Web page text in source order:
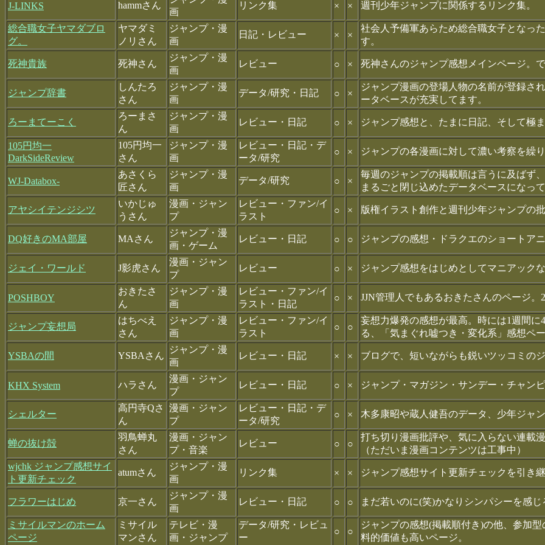
J-LINKS hammさん
画
リンク集 × × 週刊少年ジャンプに関係するリンク集。
総合職女子ヤマダブロ
グ。
ヤマダミ
ノリさん
ジャンプ・漫
画
日記・レビュー × ×
社会人予備軍あらため総合職女子となっ
す。
死神貴族 死神さん
ジャンプ・漫
画
レビュー ○ × 死神さんのジャンプ感想メインページ。
ジャンプ辞書
しんたろ
さん
ジャンプ・漫
画
データ/研究・日記 ○ ×
ジャンプ漫画の登場人物の名前が登録さ
ータベースが充実してます。
ろーまてーこく
ろーまさ
ん
ジャンプ・漫
画
レビュー・日記 ○ × ジャンプ感想と、たまに日記、そして極
105円均一
DarkSideReview
105円均一
さん
ジャンプ・漫
画
レビュー・日記・デ
ータ/研究
○ × ジャンプの各漫画に対して濃い考察を繰
WJ-Databox-
あさくら
匠さん
ジャンプ・漫
画
データ/研究 ○ ×
毎週のジャンプの掲載順は言うに及ばず
まるごと閉じ込めたデータベースになっ
アヤシイテンジシツ
いかじゅ
うさん
漫画・ジャン
プ
レビュー・ファン/イ
ラスト
○ × 版権イラスト創作と週刊少年ジャンプの
DQ好きのMA部屋 MAさん
ジャンプ・漫
画・ゲーム
レビュー・日記 ○ ○ ジャンプの感想・ドラクエのショートア
ジェイ・ワールド J影虎さん
漫画・ジャン
プ
レビュー ○ × ジャンプ感想をはじめとしてマニアック
POSHBOY
おきたさ
ん
ジャンプ・漫
画
レビュー・ファン/イ
ラスト・日記
○ × JJN管理人でもあるおきたさんのページ
ジャンプ妄想局
はちべえ
さん
ジャンプ・漫
画
レビュー・ファン/イ
ラスト
○ ○
妄想力爆発の感想が最高。時には1週間
る、「気まぐれ嘘つき・変化系」感想ペ
YSBAの間 YSBAさん
ジャンプ・漫
画
レビュー・日記 × × ブログで、短いながらも鋭いツッコミの
KHX System ハラさん
漫画・ジャン
プ
レビュー・日記 ○ × ジャンプ・マガジン・サンデー・チャン
シェルター
高円寺Qさ
ん
漫画・ジャン
プ
レビュー・日記・デ
ータ/研究
○ × 木多康昭や蔵人健吾のデータ、少年ジャ
蝉の抜け殻
羽鳥蝉丸
さん
漫画・ジャン
プ・音楽
レビュー ○ ○
打ち切り漫画批評や、気に入らない連載
（ただいま漫画コンテンツは工事中）
wjchk ジャンプ感想サイ
ト更新チェック
atumさん
ジャンプ・漫
画
リンク集 × × ジャンプ感想サイト更新チェックを引き
フラワーはじめ 京一さん
ジャンプ・漫
画
レビュー・日記 ○ ○ まだ若いのに(笑)かなりシンパシーを感
ミサイルマンのホーム
ページ
ミサイル
マンさん
テレビ・漫
画・ジャンプ
データ/研究・レビュ
ー
○ ○
ジャンプの感想(掲載順付き)の他、参加
料的価値も高いページ。